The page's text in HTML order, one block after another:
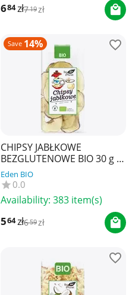
684zł719zł
Save 14%
CHIPSY JABŁKOWE
BEZGLUTENOWE BIO 30 g -
BIO PLANET
Eden BIO
0.0
Availability: 383 item(s)
564zł659zł